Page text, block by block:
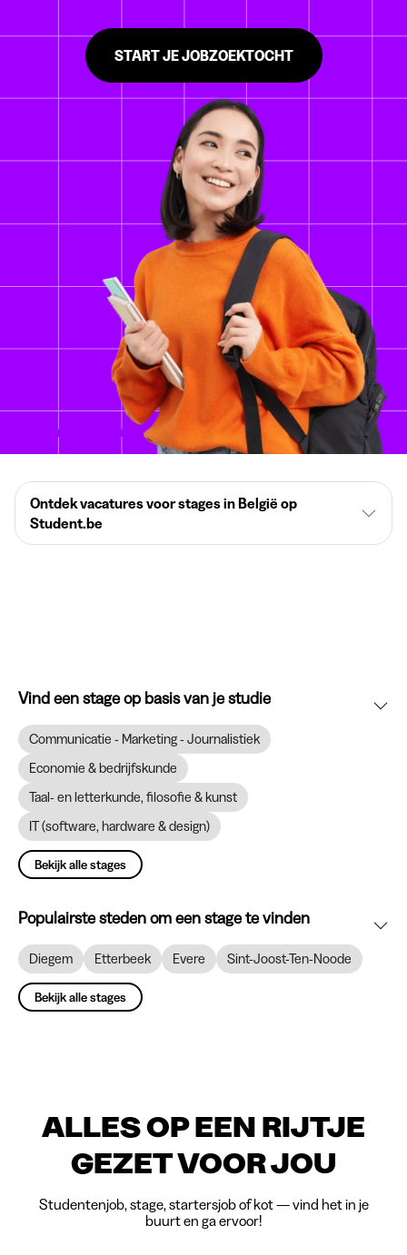
START JE JOBZOEKTOCHT
Ontdek vacatures voor stages in België op
Student.be
Vind een stage op basis van je studie
Communicatie - Marketing - Journalistiek
Economie & bedrijfskunde
Taal- en letterkunde, filosofie & kunst
IT (software, hardware & design)
Bekijk alle stages
Populairste steden om een stage te vinden
Diegem Etterbeek Evere Sint-Joost-Ten-Noode
Bekijk alle stages
ALLES OP EEN RIJTJE
GEZET VOOR JOU
Studentenjob, stage, startersjob of kot — vind het in je
buurt en ga ervoor!